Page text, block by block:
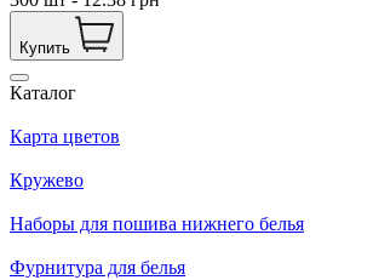
Купить
Каталог
Карта цветов
Кружево
Наборы для пошива нижнего белья
Фурнитура для белья